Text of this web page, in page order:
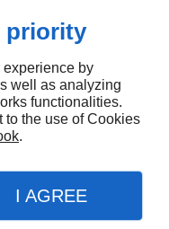
priority
by
well as analyzing
functionalities.
to the use of Cookies
.
I AGREE